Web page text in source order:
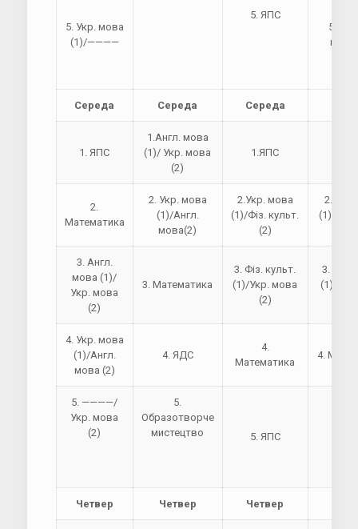
5. Укр. мова
(1)/————
5. ЯПС
5.
Середа Середа Середа
1. ЯПС
1.Англ. мова
(1)/ Укр. мова
(2)
1.ЯПС
2.
Математика
2. Укр. мова
(1)/Англ.
мова(2)
2.Укр. мова
(1)/Фіз. культ.
(2)
2.Укр.
(1)/Фіз.
3. Англ.
мова (1)/
Укр. мова
(2)
3. Математика
3. Фіз. культ.
(1)/Укр. мова
(2)
3. Фіз.
(1)/
4. Укр. мова
(1)/Англ.
мова (2)
4. ЯДС
4.
Математика
4.
5. ————/
Укр. мова
(2)
5.
Образотворче
мистецтво
5. ЯПС
Четвер Четвер Четвер